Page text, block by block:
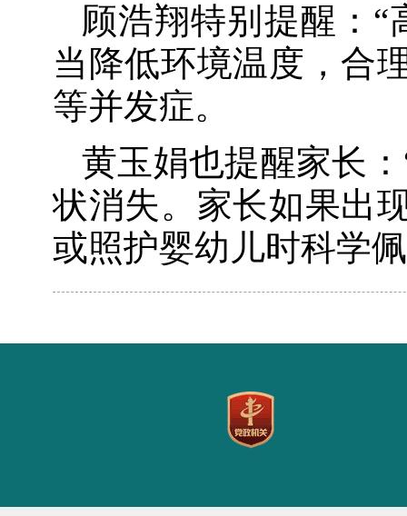
顾浩翔特别提醒：“
当降低环境温度，合
等并发症。
黄玉娟也提醒家长
状消失。家长如果出
或照护婴幼儿时科学